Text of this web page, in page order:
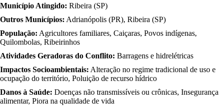
Município Atingido: Ribeira (SP)
Outros Municípios: Adrianópolis (PR), Ribeira (SP)
População: Agricultores familiares, Caiçaras, Povos indígenas,
Quilombolas, Ribeirinhos
Atividades Geradoras do Conflito: Barragens e hidrelétricas
Impactos Socioambientais: Alteração no regime tradicional de uso e
ocupação do território, Poluição de recurso hídrico
Danos à Saúde: Doenças não transmissíveis ou crônicas, Insegurança
alimentar, Piora na qualidade de vida